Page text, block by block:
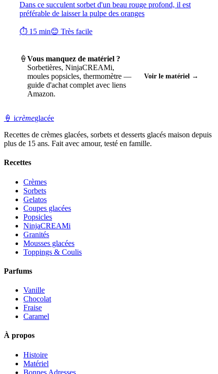
Dans ce succulent sorbet d'un beau rouge profond, il est
préférable de laisser la pulpe des oranges
⏱ 15 min😊 Très facile
🍦 Vous manquez de matériel ?
Sorbetières, NinjaCREAMi,
moules popsicles, thermomètre —
guide d'achat complet avec liens
Amazon.
Voir le matériel →
🍦 icrèmeglacée
Recettes de crèmes glacées, sorbets et desserts glacés maison depuis
plus de 15 ans. Fait avec amour, testé en famille.
Recettes
Crèmes
Sorbets
Gelatos
Coupes glacées
Popsicles
NinjaCREAMi
Granités
Mousses glacées
Toppings & Coulis
Parfums
Vanille
Chocolat
Fraise
Caramel
À propos
Histoire
Matériel
Bonnes Adresses